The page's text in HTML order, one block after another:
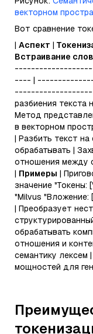
векторном
Вот сравнение
| Аспект |
Встраивание слов
---- |
разбиения текста
Метод
в векторном
| Разбить текст
обрабатывать |
отношения между
| Примеры |
значение "Токены:
"Milvus "Вложение:
| Преобразует
обрабатывать
отношения и
семантику лексем
мощностей для